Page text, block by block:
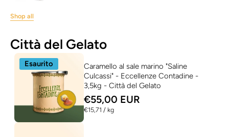
Shop all
Città del Gelato
Esaurito
Caramello al sale marino "Saline
Culcassi" - Eccellenze Contadine -
3,5kg - Città del Gelato
€55,00 EUR
€15,71 / per
kg